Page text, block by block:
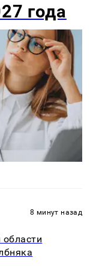
года
8 минут назад